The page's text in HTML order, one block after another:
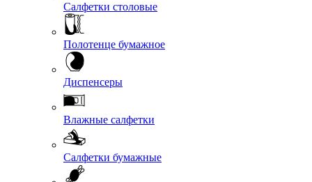
Салфетки столовые
Полотенце бумажное
Диспенсеры
Влажные салфетки
Салфетки бумажные